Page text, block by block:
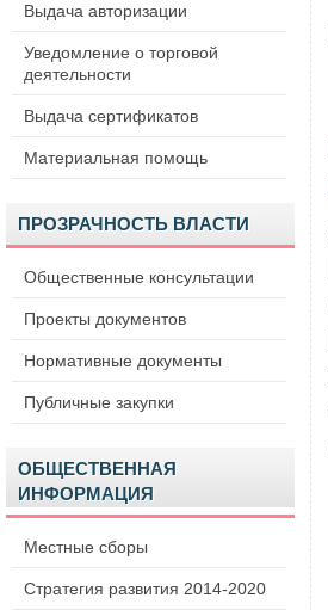
Выдача авторизации
Уведомление о торговой
деятельности
Выдача сертификатов
Материальная помощь
ПРОЗРАЧНОСТЬ ВЛАСТИ
Общественные консультации
Проекты документов
Нормативные документы
Публичные закупки
ОБЩЕСТВЕННАЯ
ИНФОРМАЦИЯ
Местные сборы
Стратегия развития 2014-2020